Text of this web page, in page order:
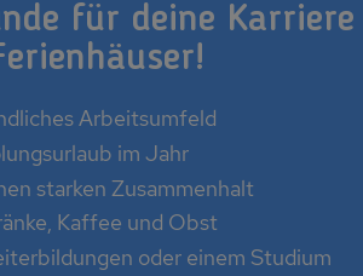
für deine Karriere
Arbeitsumfeld
im Jahr
starken Zusammenhalt
Kaffee und Obst
oder einem Studium